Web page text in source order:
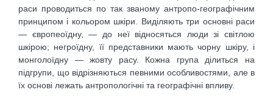
раси проводиться по так званому антропо-географічним
принципом і кольором шкіри. Виділяють три основні раси
— європеоїдну, — до неї відносяться люди зі світлою
шкірою; негроїдну, її представники мають чорну шкіру, і
монголоїдну — жовту расу. Кожна група ділиться на
підгрупи, що відрізняються певними особливостями, але в
їх основі лежать антропологічні та географічні впливу.